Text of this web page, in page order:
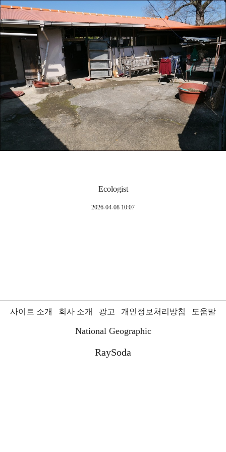
Ecologist
2026-04-08 10:07
사이트 소개 회사 소개 광고 개인정보처리방침 도움말
National Geographic
RaySoda